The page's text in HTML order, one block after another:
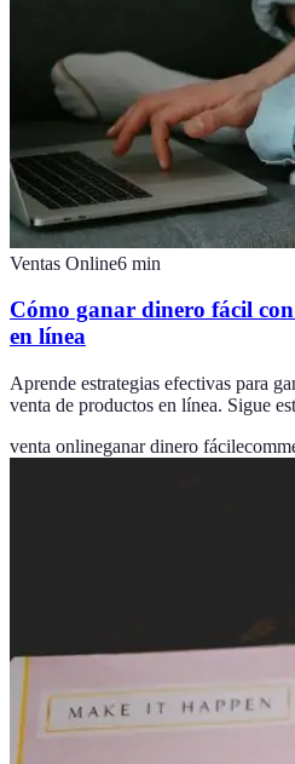
Ventas Online6 min
Cómo ganar dinero fácil
en línea
Aprende estrategias efectivas para
venta de productos en línea. Sigue
venta onlineganar dinero fácil